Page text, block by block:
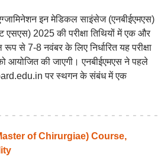
इन मेडिकल साइंसेज (एनबीईएमएस)
एसएस) 2025 की परीक्षा तिथियों में एक और
से 7-8 नवंबर के लिए निर्धारित यह परीक्षा
आयोजित की जाएगी। एनबीईएमएस ने पहले
पर स्थगन के संबंध में एक
of Chirurgiae) Course,